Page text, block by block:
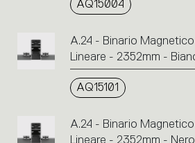
AQ15004
A.24 - Binario
Lineare - 2352mm -
AQ15101
A.24 - Binario
Lineare - 2352mm - Nero